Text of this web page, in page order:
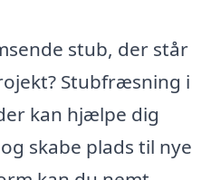
stub, der står
Stubfræsning i
kan hjælpe dig
skabe plads til nye